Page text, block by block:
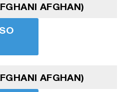
AFGHAN)
AFGHAN)